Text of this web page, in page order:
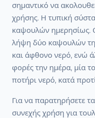
σημαντικό να
χρήσης. Η τυπική
καψουλών ημερησίως.
λήψη δύο καψουλών
και άφθονο νερό, ενώ
φορές την ημέρα, μία
ποτήρι νερό, κατά
Για να παρατηρήσετε
συνεχής χρήση για